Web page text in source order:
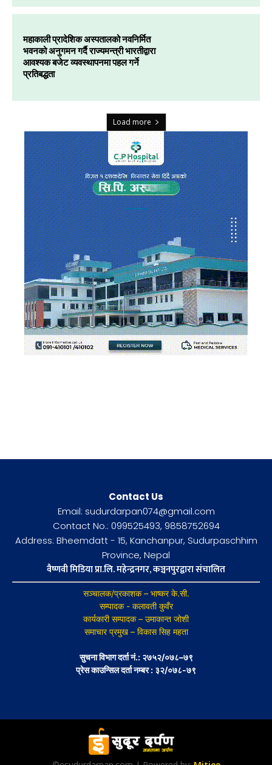
महाकाली प्रादेशिक अस्पतालको नवनिर्मित
भवनको अनुगमन गर्दै राज्यमन्त्री भारतीद्वारा
आवश्यक बजेट व्यवस्थापनमा पहल गर्ने
प्रतिबद्धता
Load more
Contact Us
Email: sudurdarpan074@gmail.com
Contact No.: 099525493, 9858752694
Address: Bheemdatt - 15, Kanchanpur, Sudurpaschhim
Province, Nepal
वैष्णवी मिडिया प्रा.लि. महेन्द्रनगर, कञ्चनपुरद्वारा संचालित
सञ्चालक/प्रकाशक – भाष्कर के.सी.
सम्पादक - कलावती कुवँर
कार्यकारी सम्पादक – उमाकान्त जोशी
समाचार प्रमुख – विकास सिह महता
सुचना विभाग दर्ता नं.: २७५२/०७८–७९
प्रेस काउन्सिल दर्ता नम्बर : ३२/०७८-७९